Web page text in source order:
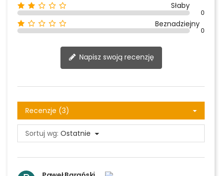
Słaby
0
Beznadziejny
0
Napisz swoją recenzję
Recenzje (3)
Sortuj wg: Ostatnie